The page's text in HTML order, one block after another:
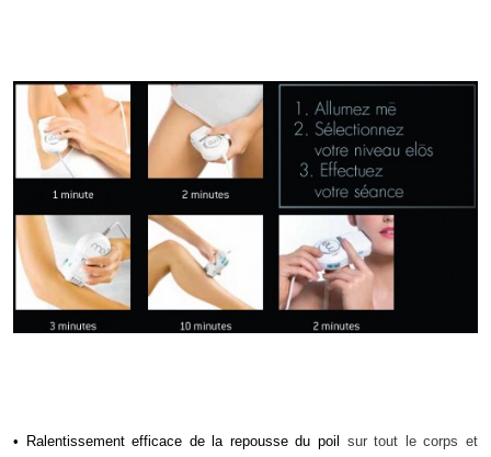
• Ralentissement efficace de la repousse du poil sur tout le corps et